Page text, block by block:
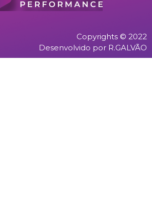
Copyrights © 2022
Desenvolvido por R.GALVÃO